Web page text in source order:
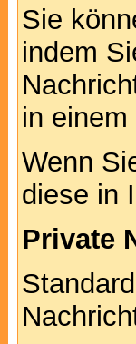
Sie
indem
in
Wenn
diese in
Private